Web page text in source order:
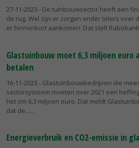
27-11-2023 - De tuinbouwsector heeft een
de rug. Wel zijn er zorgen onder telers over
er binnenkort aankomen. Dat stelt
Glastuinbouw moet 6,3 miljoen euro
betalen
16-11-2023 - Glastuinbouwbedrijven die
sectorsysteem moeten over 2021 een
het om 6,3 miljoen euro. Dat meldt
dat de...
Energieverbruik en CO2-emissie in